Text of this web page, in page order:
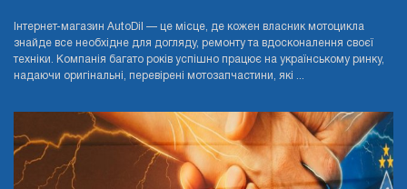
Інтернет-магазин AutoDil — це місце, де кожен власник мотоцикла
знайде все необхідне для догляду, ремонту та вдосконалення своєї
техніки. Компанія багато років успішно працює на українському ринку,
надаючи оригінальні, перевірені мотозапчастини, які ...